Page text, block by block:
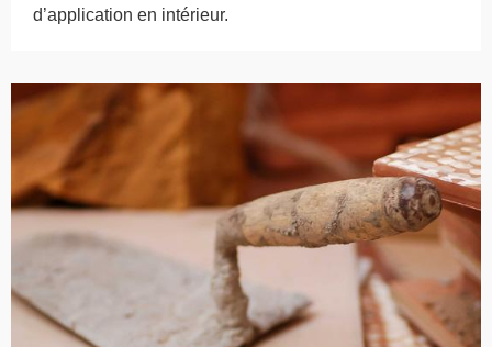
d’application en intérieur.